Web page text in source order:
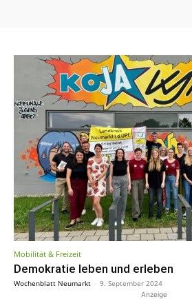
Mobilität & Freizeit
Demokratie leben und erleben
Wochenblatt Neumarkt - 9. September 2024
Anzeige